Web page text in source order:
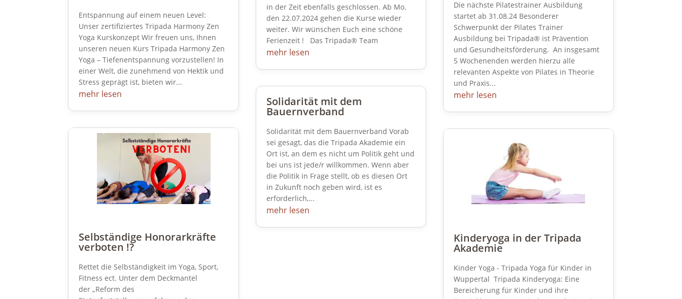
Entspannung auf einem neuen Level:
Unser zertifiziertes Tripada Harmony Zen
Yoga Kurskonzept Wir freuen uns, Ihnen
unseren neuen Kurs Tripada Harmony Zen
Yoga – Tiefenentspannung vorzustellen! In
einer Welt, die zunehmend von Hektik und
Stress geprägt ist, bieten wir...
mehr lesen
Selbständige Honorarkräfte
verboten !?
Rettet die Selbständigkeit im Yoga, Sport,
Fitness ect. Unter dem Deckmantel
der „Reform des
in der Zeit ebenfalls geschlossen. Ab Mo.
den 22.07.2024 gehen die Kurse wieder
weiter. Wir wünschen Euch eine schöne
Ferienzeit ! Das Tripada® Team
mehr lesen
Solidarität mit dem
Bauernverband
Solidarität mit dem Bauernverband Vorab
sei gesagt, das die Tripada Akademie ein
Ort ist, an dem es nicht um Politik geht und
bei uns ist jede/r willkommen. Wenn aber
die Politik in Frage stellt, ob es diesen Ort
in Zukunft noch geben wird, ist es
erforderlich,...
mehr lesen
Die nächste Pilatestrainer Ausbildung
startet ab 31.08.24 Besonderer
Schwerpunkt der Pilates Trainer
Ausbildung bei Tripada® ist Prävention
und Gesundheitsförderung. An insgesamt
5 Wochenenden werden hierzu alle
relevanten Aspekte von Pilates in Theorie
und Praxis...
mehr lesen
Kinderyoga in der Tripada
Akademie
Kinder Yoga - Tripada Yoga für Kinder in
Wuppertal Tripada Kinderyoga: Eine
Bereicherung für Kinder und ihre